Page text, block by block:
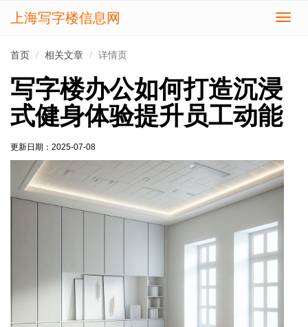
切
上海写字楼信息网
首页 相关文章 详情页
写字楼办公如何打造沉浸
式健身体验提升员工动能
更新日期： 2025-07-08